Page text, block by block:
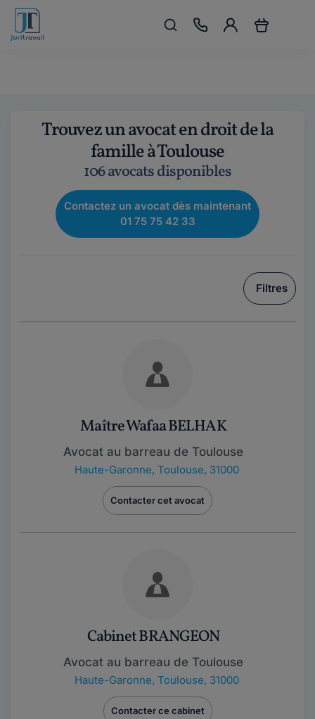
Trouvez un avocat en droit de la
famille à Toulouse
106 avocats disponibles
Contactez un avocat dès maintenant
01 75 75 42 33
Filtres
Maître Wafaa BELHAK
Avocat au barreau de Toulouse
Haute-Garonne, Toulouse, 31000
Contacter cet avocat
Cabinet BRANGEON
Avocat au barreau de Toulouse
Haute-Garonne, Toulouse, 31000
Contacter ce cabinet